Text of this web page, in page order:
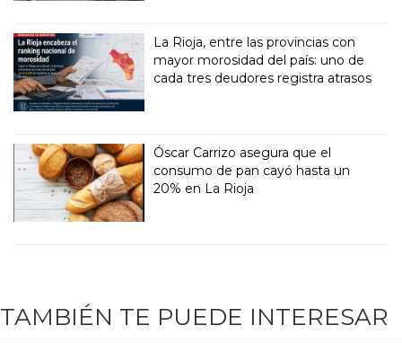
La Rioja, entre las provincias con
mayor morosidad del país: uno de
cada tres deudores registra atrasos
Óscar Carrizo asegura que el
consumo de pan cayó hasta un
20% en La Rioja
TAMBIÉN TE PUEDE INTERESAR